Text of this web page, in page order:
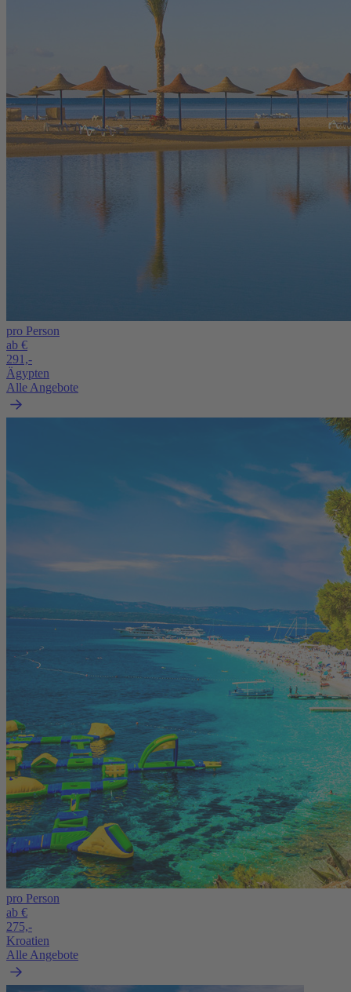
pro Person
ab €
291,-
Ägypten
Alle Angebote
pro Person
ab €
275,-
Kroatien
Alle Angebote